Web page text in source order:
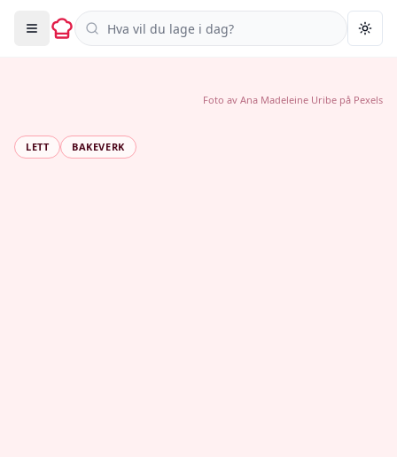
Søk i oppskrifter
LETT BAKEVERK
Foto av Ana Madeleine Uribe på Pexels